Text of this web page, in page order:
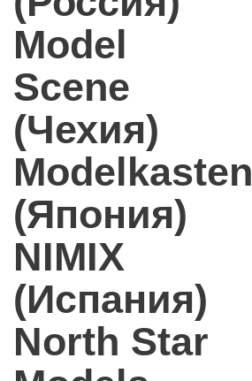
Model
Scene
(Чехия)
Modelkasten
(Япония)
NIMIX
(Испания)
North Star